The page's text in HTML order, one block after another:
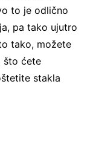
to je odlično
pa tako ujutro
tako, možete
što ćete
stakla